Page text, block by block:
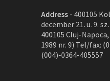
Address - 400105
december 21. u. 9.
400105 Cluj-
1989 nr. 9) Tel/fax:
(004)-0364-405557